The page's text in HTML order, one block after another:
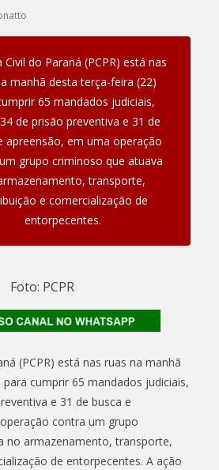
Civil do Paraná (PCPR) está nas
manhã desta terça-feira (22)
65 mandados judiciais,
de prisão preventiva e 31 de
apreensão, em uma operação
grupo criminoso que atuava
transporte,
e comercialização de
entorpecentes.
Foto: PCPR
(PCPR) está nas ruas na manhã
cumprir 65 mandados judiciais,
e 31 de busca e
contra um grupo
no armazenamento, transporte,
de entorpecentes. A ação